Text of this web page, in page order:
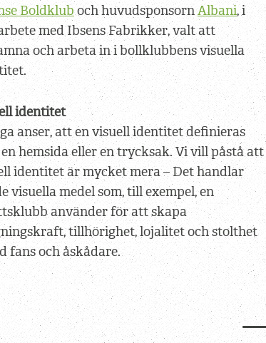
Boldkluboch huvudsponsornAlbani,i
med Ibsens Fabrikker, valt att
och arbeta in i bollklubbens visuella
identitet
anser, att en visuell identitet definieras
hemsida eller en trycksak. Vi vill påstå att
identitet är mycket mera – Det handlar
visuella medel som, till exempel, en
använder för att skapa
tillhörighet, lojalitet och stolthet
fans och åskådare.